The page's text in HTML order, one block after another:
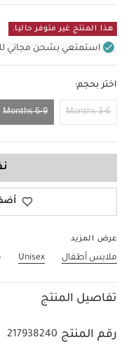
هذا المنتج غير متوفر حاليا.
استمتعي بشحن مجاني
اختر بحجم:
3-6 Months
6-9 Months
عرض المزيد
ملابس أطفال Unisex
تفاصيل المنتج
رقم المنتج 217938240